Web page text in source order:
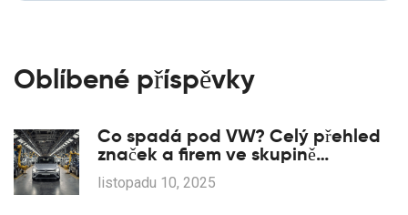
Oblíbené příspěvky
Co spadá pod VW? Celý přehled
značek a firem ve skupině
Volkswagen
listopadu 10, 2025